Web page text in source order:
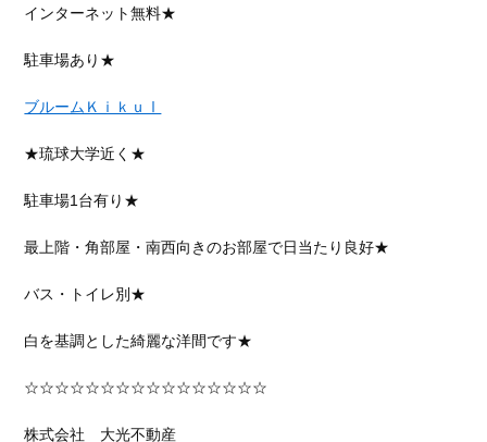
インターネット無料★
駐車場あり★
ブルームＫｉｋｕⅠ
★琉球大学近く★
駐車場1台有り★
最上階・角部屋・南西向きのお部屋で日当たり良好★
バス・トイレ別★
白を基調とした綺麗な洋間です★
☆☆☆☆☆☆☆☆☆☆☆☆☆☆☆☆
株式会社 大光不動産